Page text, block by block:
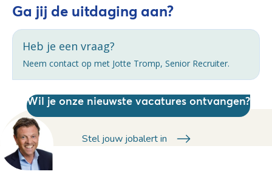
Ga jij de uitdaging aan?
Heb je een vraag?
Neem contact op met Jotte Tromp, Senior Recruiter.
Wil je onze nieuwste vacatures ontvangen?
Stel jouw jobalert in